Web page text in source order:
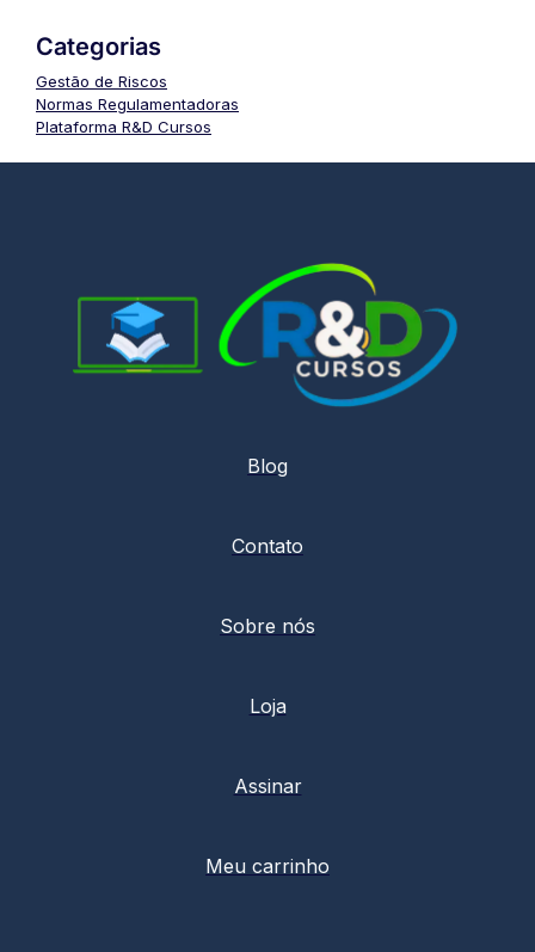
Categorias
Gestão de Riscos
Normas Regulamentadoras
Plataforma R&D Cursos
Blog
Contato
Sobre nós
Loja
Assinar
Meu carrinho